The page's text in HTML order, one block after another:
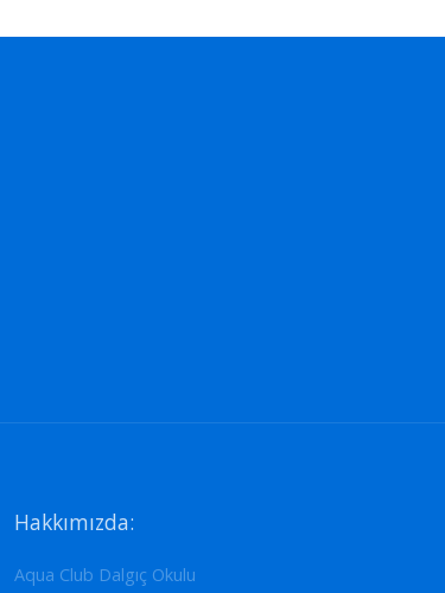
Hakkımızda:
Aqua Club Dalgıç Okulu